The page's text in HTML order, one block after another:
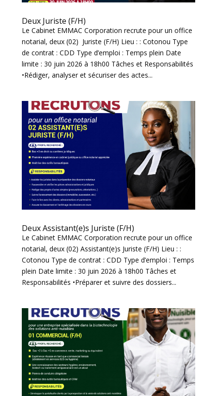
Deux Juriste (F/H)
Le Cabinet EMMAC Corporation recrute pour un office
notarial, deux (02) Juriste (F/H) Lieu : : Cotonou Type
de contrat : CDD Type d’emploi : Temps plein Date
limite : 30 juin 2026 à 18h00 Tâches et Responsabilités
•Rédiger, analyser et sécuriser des actes...
Deux Assistant(e)s Juriste (F/H)
Le Cabinet EMMAC Corporation recrute pour un office
notarial, deux (02) Assistant(e)s Juriste (F/H) Lieu : :
Cotonou Type de contrat : CDD Type d’emploi : Temps
plein Date limite : 30 juin 2026 à 18h00 Tâches et
Responsabilités •Préparer et suivre des dossiers...